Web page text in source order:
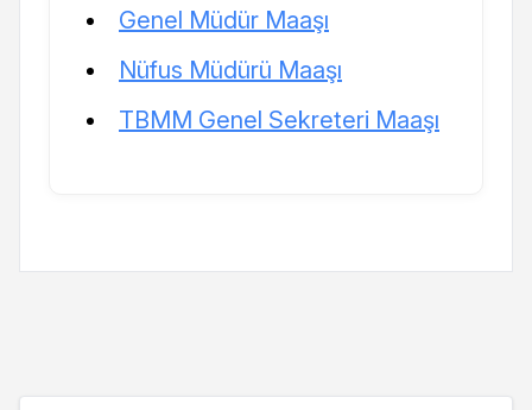
Genel Müdür Maaşı
Nüfus Müdürü Maaşı
TBMM Genel Sekreteri Maaşı